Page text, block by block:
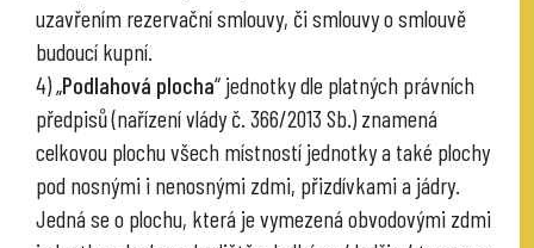
uzavřením rezervační smlouvy, či smlouvy o smlouvě
budoucí kupní.
4) „Podlahová plocha“ jednotky dle platných právních
předpisů (nařízení vlády č. 366/2013 Sb.) znamená
celkovou plochu všech místností jednotky a také plochy
pod nosnými i nenosnými zdmi, přizdívkami a jádry.
Jedná se o plochu, která je vymezená obvodovými zdmi